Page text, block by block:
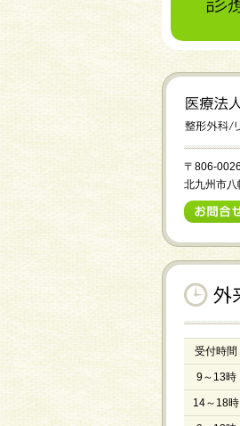
〒806-0026
北九州市
受付時間
9～13時
14～18時